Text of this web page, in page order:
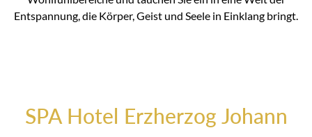
Entspannung, die Körper, Geist und Seele in Einklang bringt.
SPA Hotel Erzherzog Johann